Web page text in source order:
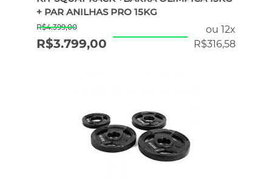
+ PAR ANILHAS PRO 15KG
ou 12x
R$316,58
R$4.399,00
R$3.799,00